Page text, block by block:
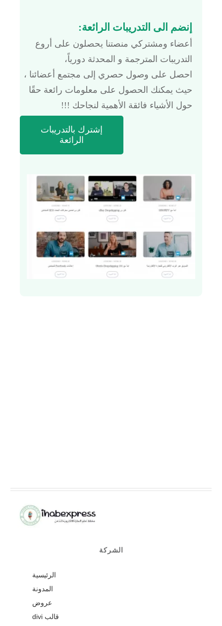
إنضم الى التدريبات الرائعة:
أعضاء ومشتركي منصتنا يحصلون على أروع
التدريبات المترجمة و المحدثة دورياً،
احصل على وصول حصري إلى مجتمع أعضائنا ،
حيث يمكنك الحصول على معلومات رائعة حقًا
حول الأشياء فائقة الأهمية لنجاحك !!!
إشترك بالتدريبات
الرائعة
الشركة
الرئيسية
المدونة
عروض
قالب divi